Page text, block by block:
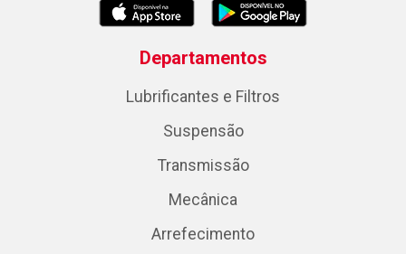
Departamentos
Lubrificantes e Filtros
Suspensão
Transmissão
Mecânica
Arrefecimento